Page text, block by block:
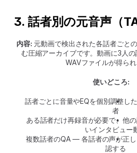
3. 話者別の元音声（
内容: 元動画で検出された各話者ごと
む圧縮アーカイブです。動画に3人
WAVファイルが得られ
使いどころ:
話者ごとに音量やEQを個別調整し
者
ある話者だけ再録音が必要で、他
いインタビュー
複数話者のQA — 各話者の声が正
認する